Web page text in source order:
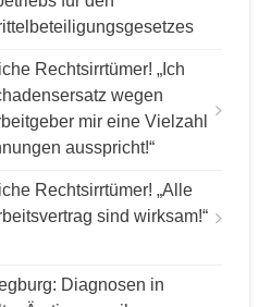
Rechtsirrtümer! „Ich
wegen
mir eine Vielzahl
ausspricht!“
Rechtsirrtümer! „Alle
sind wirksam!“
Diagnosen in